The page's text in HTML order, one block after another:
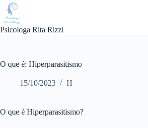
Pular
para
conteúdo
Psicologa Rita Rizzi
O que é: Hiperparasitismo
15/10/2023 H
O que é Hiperparasitismo?